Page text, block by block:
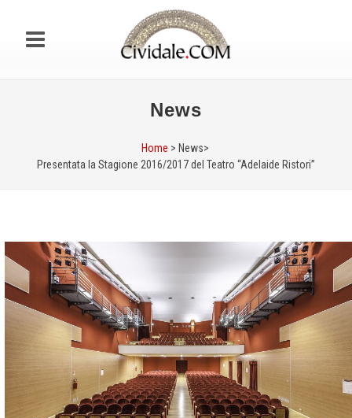
News
Home > News>
Presentata la Stagione 2016/2017 del Teatro “Adelaide Ristori”